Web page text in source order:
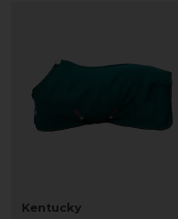
Kentucky